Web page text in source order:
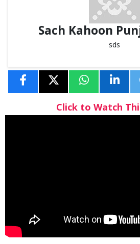
Sach Kahoon
sds
Click to Watch